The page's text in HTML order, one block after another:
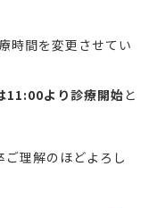
時間を変更させてい
11:00より診療開始と
理解のほどよろし